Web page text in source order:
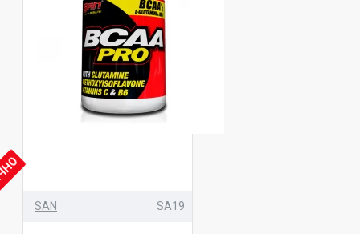
SAN SA19